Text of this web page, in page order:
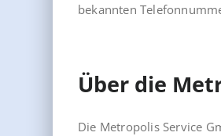
bekannten
Über die
Die Metropolis Service